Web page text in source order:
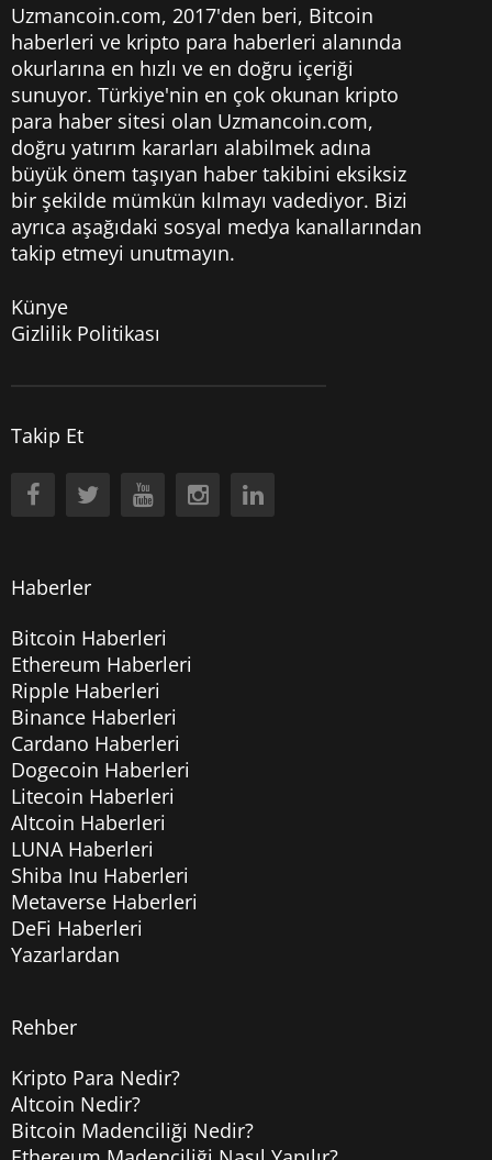
Uzmancoin.com, 2017'den beri, Bitcoin
haberleri ve kripto para haberleri alanında
okurlarına en hızlı ve en doğru içeriği
sunuyor. Türkiye'nin en çok okunan kripto
para haber sitesi olan Uzmancoin.com,
doğru yatırım kararları alabilmek adına
büyük önem taşıyan haber takibini eksiksiz
bir şekilde mümkün kılmayı vadediyor. Bizi
ayrıca aşağıdaki sosyal medya kanallarından
takip etmeyi unutmayın.
Künye
Gizlilik Politikası
Takip Et
Haberler
Bitcoin Haberleri
Ethereum Haberleri
Ripple Haberleri
Binance Haberleri
Cardano Haberleri
Dogecoin Haberleri
Litecoin Haberleri
Altcoin Haberleri
LUNA Haberleri
Shiba Inu Haberleri
Metaverse Haberleri
DeFi Haberleri
Yazarlardan
Rehber
Kripto Para Nedir?
Altcoin Nedir?
Bitcoin Madenciliği Nedir?